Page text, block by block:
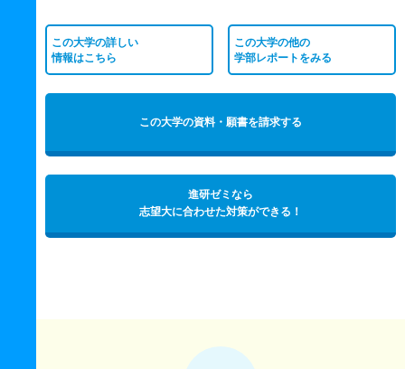
この大学の詳しい
情報はこちら
この大学の他の
学部レポートをみる
この大学の資料・願書を請求する
進研ゼミなら
志望大に合わせた対策ができる！